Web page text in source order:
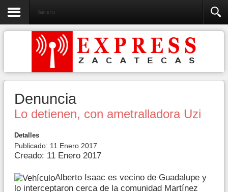
Denuncia
Denuncia
Lo detienen, con ametralladora Uzi
Detalles
Publicado: 11 Enero 2017
Creado: 11 Enero 2017
Alberto Isaac es vecino de Guadalupe y
lo interceptaron cerca de la comunidad Martínez